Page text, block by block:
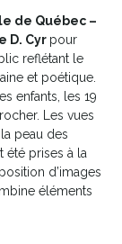
de Québec –
D. Cyr pour
reflétant le
et poétique.
enfants, les 19
Les vues
peau des
été prises à la
d’images
éléments